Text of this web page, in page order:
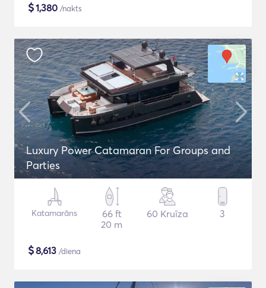
$1,380 /nakts
Luxury Power Catamaran For Groups and
Parties
Katamarāns
66 ft
20 m
60 Kruīza 3
$8,613 /diena